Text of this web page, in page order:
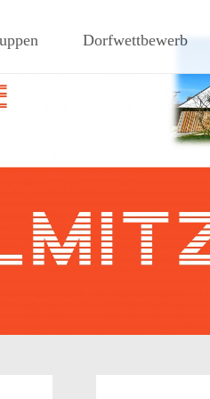
Dorfwettbewerb